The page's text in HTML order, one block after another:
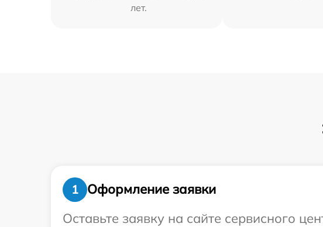
лет.
1
Оформление заявки
Оставьте заявку на сайте сервисного